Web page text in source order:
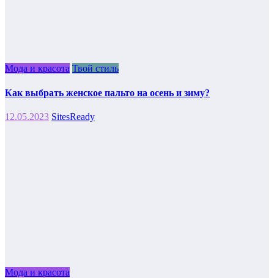
Мода и красота Твой стиль
Как выбрать женское пальто на осень и зиму?
12.05.2023 SitesReady
Мода и красота